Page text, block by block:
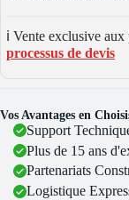
ℹ️ Vente exclusive
processus de devis
Vos Avantages en
Support
Plus de 15 ans
Partenariats
Logistique